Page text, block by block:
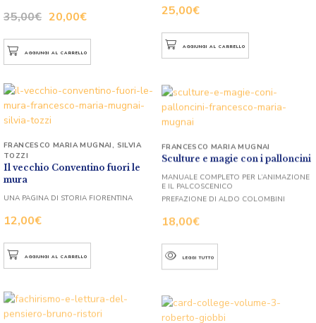
35,00€ 20,00€
AGGIUNGI AL CARRELLO
25,00€
AGGIUNGI AL CARRELLO
Il vecchio Conventino fuori le
mura
12,00€
FRANCESCO MARIA MUGNAI
SILVIA
TOZZI
UNA PAGINA DI STORIA FIORENTINA
AGGIUNGI AL CARRELLO
Sculture e magie con i palloncini
18,00€
FRANCESCO MARIA MUGNAI
MANUALE COMPLETO PER L’ANIMAZIONE
E IL PALCOSCENICO
PREFAZIONE DI ALDO COLOMBINI